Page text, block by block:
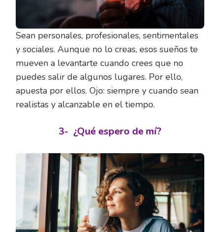
Sean personales, profesionales, sentimentales
y sociales. Aunque no lo creas, esos sueños te
mueven a levantarte cuando crees que no
puedes salir de algunos lugares. Por ello,
apuesta por ellos. Ojo: siempre y cuando sean
realistas y alcanzable en el tiempo.
3- ¿Qué espero de mí?